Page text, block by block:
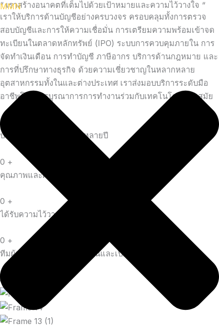
Skip
to
content
MMN
“ เราสร้างอนาคตที่เต็มไปด้วยเป้าหมายและความไว้วางใจ “
เราให้บริการด้านบัญชีอย่างครบวงจร ครอบคลุมทั้งการตรวจ
สอบบัญชีและการให้ความเชื่อมั่น การเตรียมความพร้อมเข้าจด
ทะเบียนในตลาดหลักทรัพย์ (IPO) ระบบการควบคุมภายใน การ
จัดทำเงินเดือน การทำบัญชี ภาษีอากร บริการด้านกฎหมาย และ
การที่ปรึกษาทางธุรกิจ ด้วยความเชี่ยวชาญในหลากหลาย
อุตสาหกรรมทั้งในและต่างประเทศ เราส่งมอบบริการระดับมือ
อาชีพโดยการบูรณาการการทำงานร่วมกับเทคโนโลยีที่ทันสมัย
0
ประสบการณ์อันยาวนานหลายปี
0 +
คุณภาพและผลงานการันตีด้วยรางวัล
0 +
ได้รับความไว้วางใจจากลูกค้าชั้นนำ
0 +
ทีมผู้เชี่ยวชาญที่มีความมุ่งมั่นและเปี่ยมด้วยความสามารถ